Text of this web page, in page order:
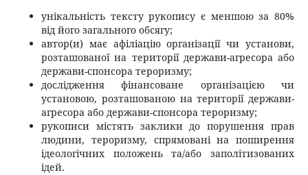
унікальність тексту рукопису є меншою за 80%
від його загального обсягу;
автор(и) має афіліацію організації чи установи,
розташованої на території держави-агресора або
держави-спонсора тероризму;
дослідження фінансоване організацією чи
установою, розташованою на території держави-
агресора або держави-спонсора тероризму;
рукописи містять заклики до порушення прав
людини, тероризму, спрямовані на поширення
ідеологічних положень та/або заполітизованих
ідей.